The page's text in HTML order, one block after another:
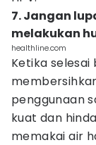
7. Jangan
melakukan
healthline.com
Ketika selesai
penggunaan
kuat dan
memakai air